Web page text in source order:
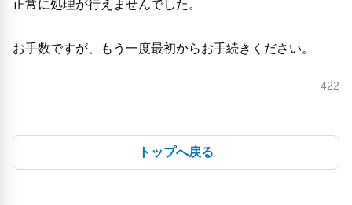
正常に処理が行えませんでした。
お手数ですが、もう一度最初からお手続きください。
422
トップへ戻る